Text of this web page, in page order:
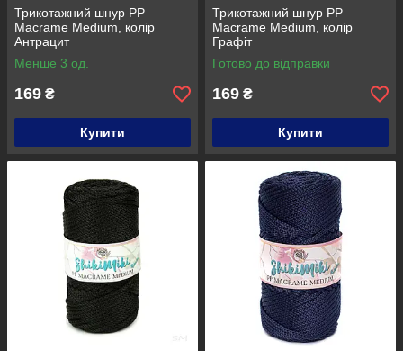
Трикотажний шнур PP
Macrame Medium, колір
Антрацит
Менше 3 од.
169 ₴
Купити
Трикотажний шнур PP
Macrame Medium, колір
Графіт
Готово до відправки
169 ₴
Купити